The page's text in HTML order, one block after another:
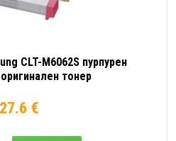
CLT-M6062S пурпурен
тонер
27.6 €